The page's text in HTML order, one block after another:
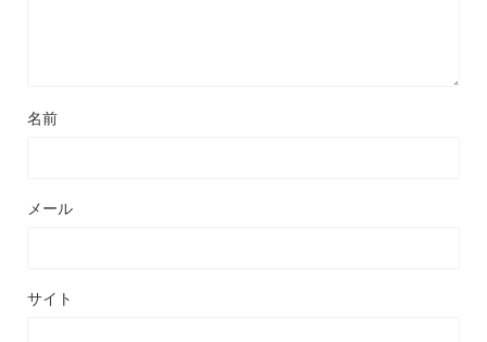
名前
メール
サイト